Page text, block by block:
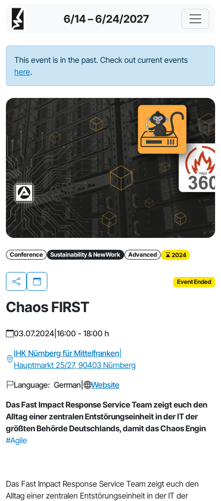
6/14 – 6/24/2027
This event is in the past. Check out current events
here.
Conference Sustainability & NewWork Advanced 2024
Share
Event Ended
Chaos FIRST
03.07.2024 16:00 - 18:00 h
IHK Nürnberg für Mittelfranken
Hauptmarkt 25/27, 90403 Nürnberg
Language: German
Website
Das Fast Impact Response Service Team zeigt euch den
Alltag einer zentralen Entstörungseinheit in der IT der
größten Behörde Deutschlands, damit das Chaos Engin
#Agile
Das Fast Impact Response Service Team zeigt euch den
Alltag einer zentralen Entstörungseinheit in der IT der